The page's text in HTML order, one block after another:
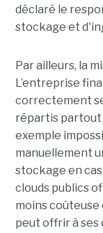
déclaré le
stockage et
Par ailleurs, la
L’entreprise
correctement
répartis partout
exemple
manuellement
stockage en
clouds publics
moins coûteuse
peut offrir à ses